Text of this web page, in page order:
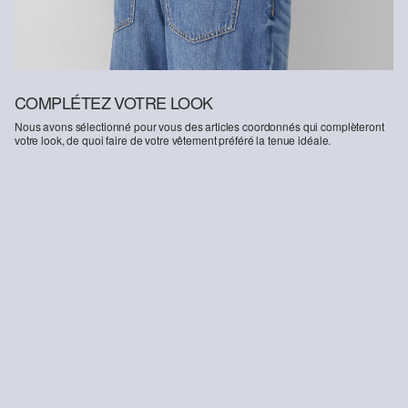
COMPLÉTEZ VOTRE LOOK
Nous avons sélectionné pour vous des articles coordonnés qui complèteront
votre look, de quoi faire de votre vêtement préféré la tenue idéale.